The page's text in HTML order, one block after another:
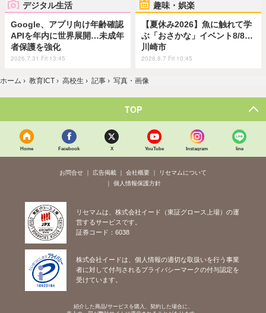
デジタル生活
Google、アプリ向け年齢確認
APIを年内に世界展開…未成年
者保護を強化
2026.7.31 Fri 13:45
趣味・娯楽
【夏休み2026】魚に触れて学
ぶ「おさかな」イベント8/8…
川崎市
2026.8.7 Fri 10:45
ホーム › 教育ICT › 高校生 › 記事 › 写真・画像
TOP
Home Facebook X YouTube Instagram line
お問合せ 広告掲載 会社概要
リセマムについて
個人情報保護方針
リセマムは、株式会社イード（東証グロース上場）の運
営するサービスです。
証券コード：6038
株式会社イードは、個人情報の適切な取扱いを行う事業
者に対して付与されるプライバシーマークの付与認定を
受けています。
紹介した商品/サービスを購入、契約した場合に、